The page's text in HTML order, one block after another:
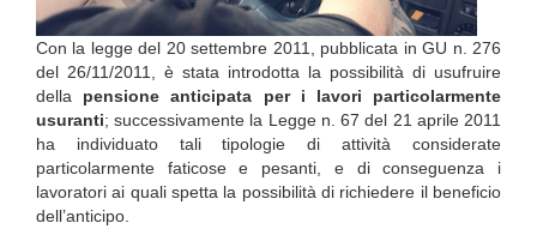
Con la legge del 20 settembre 2011, pubblicata in GU n. 276
del 26/11/2011, è stata introdotta la possibilità di usufruire
della pensione anticipata per i lavori particolarmente
usuranti; successivamente la Legge n. 67 del 21 aprile 2011
ha individuato tali tipologie di attività considerate
particolarmente faticose e pesanti, e di conseguenza i
lavoratori ai quali spetta la possibilità di richiedere il beneficio
dell’anticipo.